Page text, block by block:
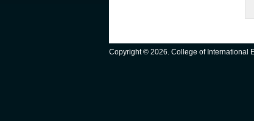
Copyright © 2026. College of International